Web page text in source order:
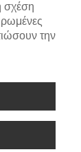
σχέση
την